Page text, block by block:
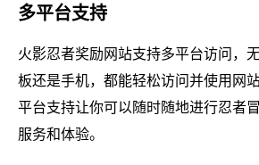
多平台支持
火影忍者奖励网站支持多平台访问，
板还是手机，都能轻松访问并使用网
平台支持让你可以随时随地进行忍者
服务和体验。